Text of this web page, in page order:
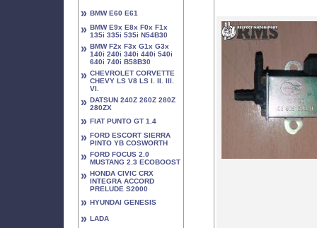
» BMW E60 E61
» BMW E9x E8x F0x F1x
135i 335i 535i N54B30
» BMW F2x F3x G1x G3x
140i 240i 340i 440i 540i
640i 740i B58B30
» CHEVROLET CORVETTE
CHEVY LS V8 LS I. II. III.
VI.
» DATSUN 240Z 260Z 280Z
280ZX
» FIAT PUNTO GT 1.4
» FORD ESCORT SIERRA
PINTO YB COSWORTH
» FORD FOCUS 2.0
MUSTANG 2.3 ECOBOOST
» HONDA CIVIC CRX
INTEGRA ACCORD
PRELUDE S2000
» HYUNDAI GENESIS
» LADA